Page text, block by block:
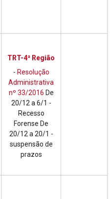
TRT-4ª Região
- Resolução
Administrativa
nº 33/2016 De
20/12 a 6/1 -
Recesso
Forense De
20/12 a 20/1 -
suspensão de
prazos